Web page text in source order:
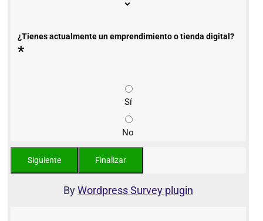
¿Tienes actualmente un emprendimiento o tienda digital?
*
Sí
No
ByWordpress Survey plugin